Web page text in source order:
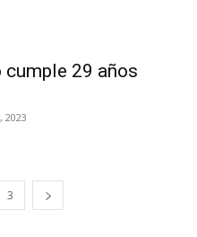
29 años
2023
3